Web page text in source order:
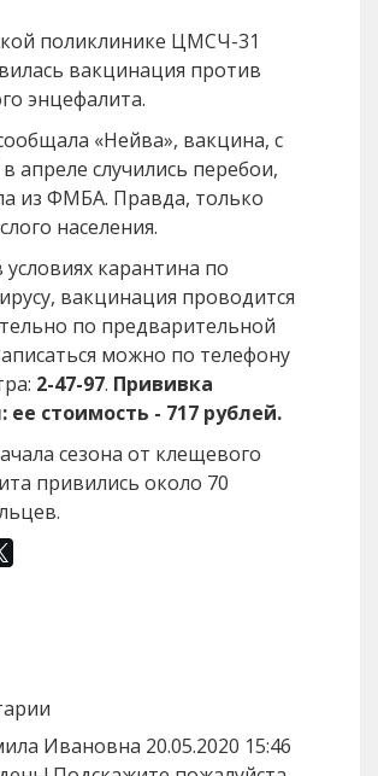
поликлинике ЦМСЧ-31
вакцинация против
энцефалита.
«Нейва», вакцина, с
апреле случились перебои,
из ФМБА. Правда, только
населения.
условиях карантина по
вакцинация проводится
по предварительной
можно по телефону
2-47-97. Прививка
ее стоимость - 717 рублей.
сезона от клещевого
привились около 70
Ивановна 20.05.2020 15:46